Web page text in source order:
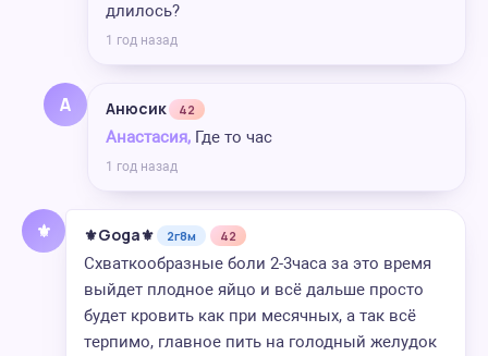
длилось?
1 год назад
А Анюсик 42
Анастасия, Где то час
1 год назад
⚜ ⚜️Goga⚜️ 2г8м 42
Схваткообразные боли 2-3часа за это время
выйдет плодное яйцо и всё дальше просто
будет кровить как при месячных, а так всё
терпимо, главное пить на голодный желудок